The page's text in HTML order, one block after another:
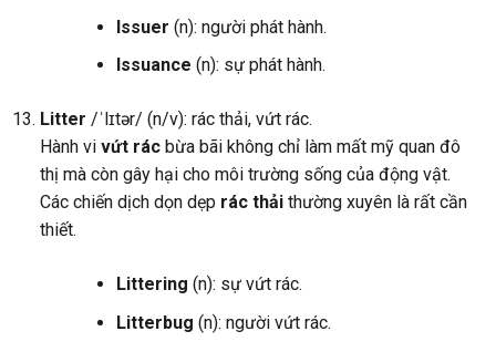
Issuer (n): người phát hành.
Issuance (n): sự phát hành.
Litter /ˈlɪtər/ (n/v): rác thải, vứt rác.
Hành vi vứt rácbừa bãi không chỉ làm mất mỹ quan đô
thị mà còn gây hại cho môi trường sống của động vật.
Các chiến dịch dọn dẹp rác thảithường xuyên là rất cần
thiết.
Littering (n): sự vứt rác.
Litterbug (n): người vứt rác.